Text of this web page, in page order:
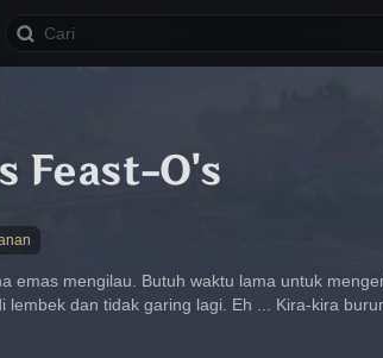
Feast-O's
emas mengilau. Butuh waktu lama untuk
lembek dan tidak garing lagi. Eh ... Kira-kira